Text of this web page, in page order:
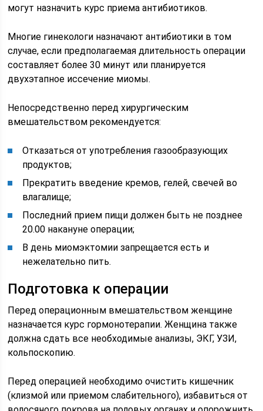
могут назначить курс приема антибиотиков.
Многие гинекологи назначают антибиотики в том
случае, если предполагаемая длительность операции
составляет более 30 минут или планируется
двухэтапное иссечение миомы.
Непосредственно перед хирургическим
вмешательством рекомендуется:
Отказаться от употребления газообразующих
продуктов;
Прекратить введение кремов, гелей, свечей во
влагалище;
Последний прием пищи должен быть не позднее
20.00 накануне операции;
В день миомэктомии запрещается есть и
нежелательно пить.
Подготовка к операции
Перед операционным вмешательством женщине
назначается курс гормонотерапии. Женщина также
должна сдать все необходимые анализы, ЭКГ, УЗИ,
кольпоскопию.
Перед операцией необходимо очистить кишечник
(клизмой или приемом слабительного), избавиться от